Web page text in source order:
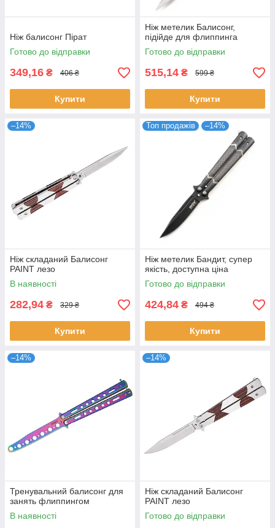
Ніж балисонг Пірат
Готово до відправки
349,16 ₴ 406 ₴
Купити
Ніж метелик Балисонг,
підійде для флиппинга
Готово до відправки
515,14 ₴ 599 ₴
Купити
–14%
Ніж складаний Балисонг
PAINT лезо
В наявності
282,94 ₴ 329 ₴
Купити
Топ продажів –14%
Ніж метелик Бандит, супер
якість, доступна ціна
Готово до відправки
424,84 ₴ 494 ₴
Купити
–14%
Тренувальний балисонг для
занять флиппингом
В наявності
–14%
Ніж складаний Балисонг
PAINT лезо
Готово до відправки